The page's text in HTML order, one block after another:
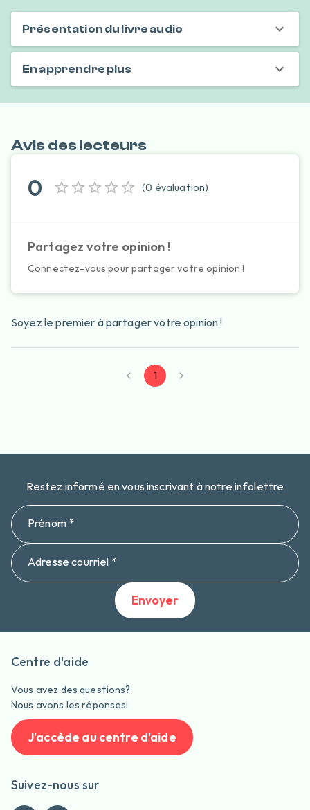
Présentation du livre audio
En apprendre plus
Avis des lecteurs
0 (0 évaluation)
Partagez votre opinion !
Connectez-vous pour partager votre opinion !
Soyez le premier à partager votre opinion !
1
Restez informé en vous inscrivant à notre infolettre
Prénom *
Adresse courriel *
Envoyer
Centre d'aide
Vous avez des questions?
Nous avons les réponses!
J'accède au centre d'aide
Suivez-nous sur